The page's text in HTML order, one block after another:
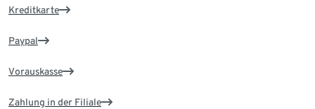
Kreditkarte
Paypal
Vorauskasse
Zahlung in der Filiale